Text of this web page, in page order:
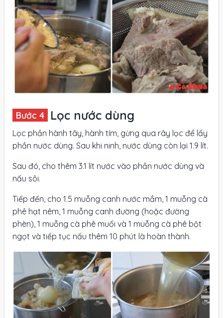
Lọc nước dùng
Lọc phần hành tây, hành tím, gừng qua rây lọc để lấy
phần nước dùng. Sau khi ninh, nước dùng còn lại 1.9 lít.
Sau đó, cho thêm 3.1 lít nước vào phần nước dùng và
nấu sôi.
Tiếp đến, cho 1.5 muỗng canh nước mắm, 1 muỗng cà
phê hạt nêm, 1 muỗng canh đường (hoặc đường
phèn), 1 muỗng cà phê muối và 1 muỗng cà phê bột
ngọt và tiếp tục nấu thêm 10 phút là hoàn thành.